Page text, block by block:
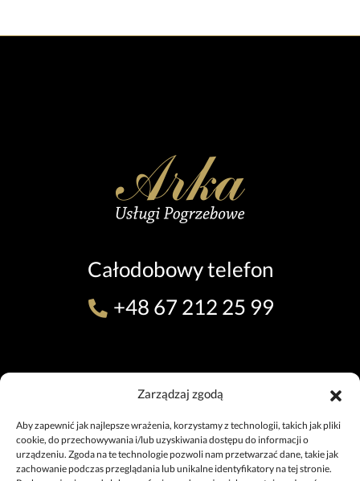
Zarządzaj zgodą
Aby zapewnić jak najlepsze wrażenia, korzystamy z technologii, takich jak pliki
cookie, do przechowywania i/lub uzyskiwania dostępu do informacji o
urządzeniu. Zgoda na te technologie pozwoli nam przetwarzać dane, takie jak
zachowanie podczas przeglądania lub unikalne identyfikatory na tej stronie.
Całodobowy telefon
+48 67 212 25 99
ul. 11 Listopada 7, 64-920 Piła
+48 67 212 25 99
pila@uslugipogrzebowe.pila.pl